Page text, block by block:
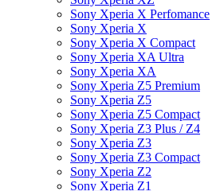
Sony Xperia X Perfomance
Sony Xperia X
Sony Xperia X Compact
Sony Xperia XA Ultra
Sony Xperia XA
Sony Xperia Z5 Premium
Sony Xperia Z5
Sony Xperia Z5 Compact
Sony Xperia Z3 Plus / Z4
Sony Xperia Z3
Sony Xperia Z3 Compact
Sony Xperia Z2
Sony Xperia Z1